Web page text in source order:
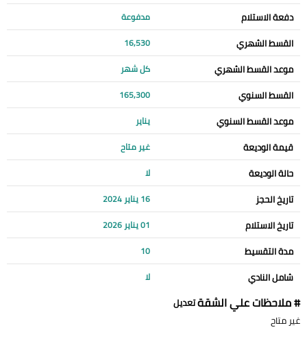
دفعة الاستلام مدفوعة
القسط الشهري 16,530
موعد القسط الشهري كل شهر
القسط السنوي 165,300
موعد القسط السنوي يناير
قيمة الوديعة غير متاح
حالة الوديعة لا
تاريخ الحجز 16 يناير 2024
تاريخ الاستلام 01 يناير 2026
مدة التقسيط 10
شامل النادي لا
# ملاحظات علي الشقةتعديل
غير متاح